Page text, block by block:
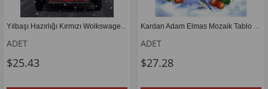
Yılbaşı Hazırlığı Kırmızı Wolkswagen Marcel Sanat Elmas Mozaik Tablo 41x56cm
ADET
$25.43
Kardan Adam Elmas Mozaik Tablo 43x58cm
ADET
$27.28